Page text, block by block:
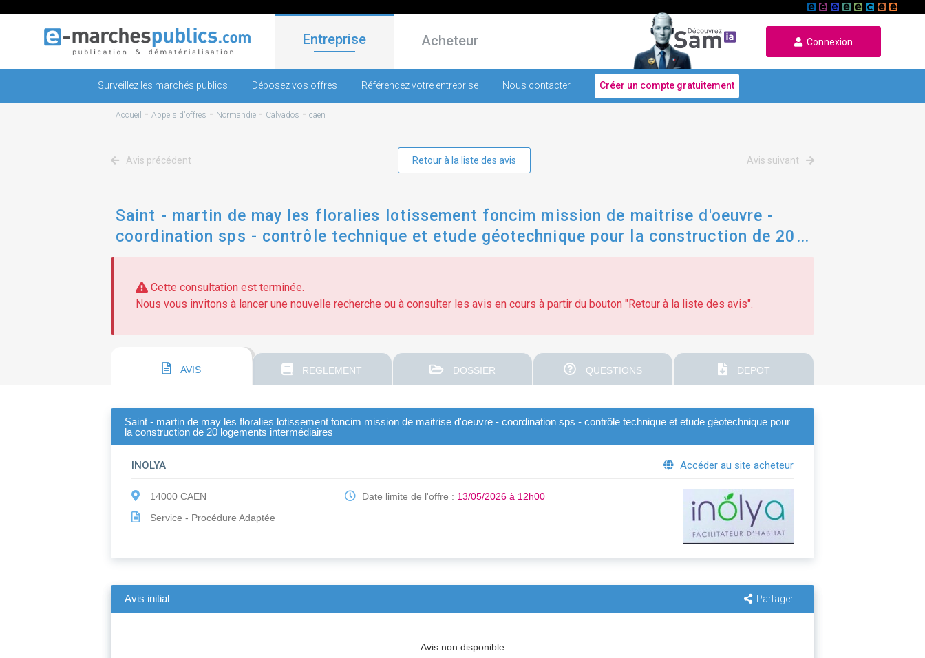
Entreprise Acheteur Connexion
Surveillez les marchés publics Déposez vos offres Référencez votre entreprise Nous contacter Créer un compte gratuitement
Accueil - Appels d'offres - Normandie - Calvados - caen
Avis précédent Retour à la liste des avis Avis suivant
Saint - martin de may les floralies lotissement foncim mission de maitrise d'oeuvre -
coordination sps - contrôle technique et etude géotechnique pour la construction de 20
Cette consultation est terminée.
Nous vous invitons à lancer une nouvelle recherche ou à consulter les avis en cours à partir du bouton "Retour à la liste des avis".
AVIS REGLEMENT DOSSIER QUESTIONS DEPOT
Saint - martin de may les floralies lotissement foncim mission de maitrise d'oeuvre - coordination sps - contrôle technique et etude géotechnique pour
la construction de 20 logements intermédiaires
INOLYA Accéder au site acheteur
14000 CAEN
Service - Procédure Adaptée
Date limite de l'offre : 13/05/2026 à 12h00
Avis initial Partager
Avis non disponible